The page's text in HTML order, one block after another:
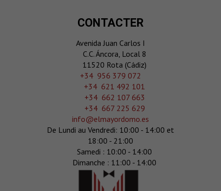
CONTACTER
Avenida Juan Carlos I
C.C. Áncora, Local 8
11520 Rota (Cádiz)
‎+34 956 379 072
+34 621 492 101
+34 662 107 663
+34 667 225 629
info@elmayordomo.es
De Lundi au Vendredi: 10:00 - 14:00 et
18:00 - 21:00
Samedi : 10:00 - 14:00
Dimanche : 11:00 - 14:00